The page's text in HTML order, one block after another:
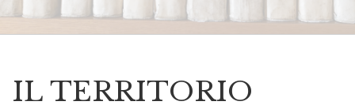
IL TERRITORIO